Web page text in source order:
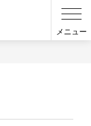
メニュー